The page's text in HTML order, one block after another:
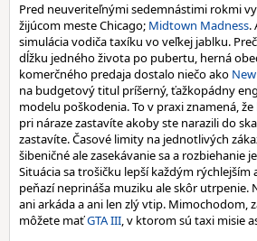
Pred neuveriteľnými sedemnástimi rokmi
žijúcom meste Chicago; Midtown Madness.
simulácia vodiča taxíku vo veľkej jablku.
dĺžku jedného života po pubertu, herná
komerčného predaja dostalo niečo ako
na budgetový titul príšerný, ťažkopádny
modelu poškodenia. To v praxi znamená,
pri náraze zastavíte akoby ste narazili do
zastavíte. Časové limity na jednotlivých
šibeničné ale zasekávanie sa a rozbiehanie
Situácia sa trošičku lepší každým rýchlejším
peňazí neprináša muziku ale skôr utrpenie.
ani arkáda a ani len zlý vtip. Mimochodom,
môžete maťGTA III, v ktorom sú taxi misie